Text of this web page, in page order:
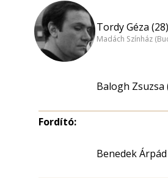
Tordy Géza (28)
Madách Színház
Balogh Zsuzsa
Fordító:
Benedek Árpád